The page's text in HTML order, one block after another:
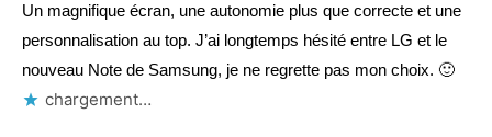
Un magnifique écran, une autonomie plus que correcte et une
personnalisation au top. J’ai longtemps hésité entre LG et le
nouveau Note de Samsung, je ne regrette pas mon choix. 🙂
chargement…